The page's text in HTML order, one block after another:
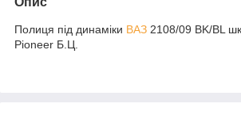
Полиця під динаміки ВАЗ 2108/09 BK/BL
Pioneer Б.Ц.